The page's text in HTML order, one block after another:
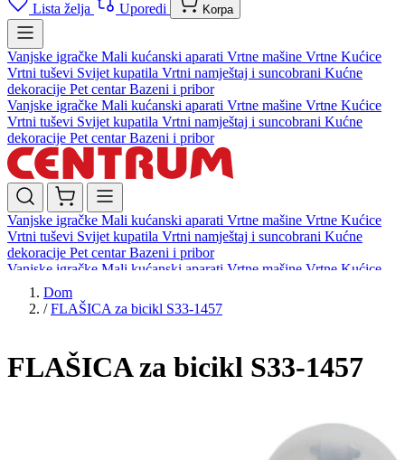
Lista želja Uporedi Korpa
Vanjske igračke Mali kućanski aparati Vrtne mašine Vrtne Kućice
Vrtni tuševi Svijet kupatila Vrtni namještaj i suncobrani Kućne
dekoracije Pet centarBazeni i pribor
Vanjske igračke Mali kućanski aparati Vrtne mašine Vrtne Kućice
Vrtni tuševi Svijet kupatila Vrtni namještaj i suncobrani Kućne
dekoracije Pet centarBazeni i pribor
Vanjske igračke Mali kućanski aparati Vrtne mašine Vrtne Kućice
Vrtni tuševi Svijet kupatila Vrtni namještaj i suncobrani Kućne
dekoracije Pet centarBazeni i pribor
Vanjske igračke Mali kućanski aparati Vrtne mašine Vrtne Kućice
Vrtni tuševi
dekoracijePet centar Bazeni i pribor
Dom
/ FLAŠICA za bicikl S33-1457
FLAŠICA za bicikl S33-1457